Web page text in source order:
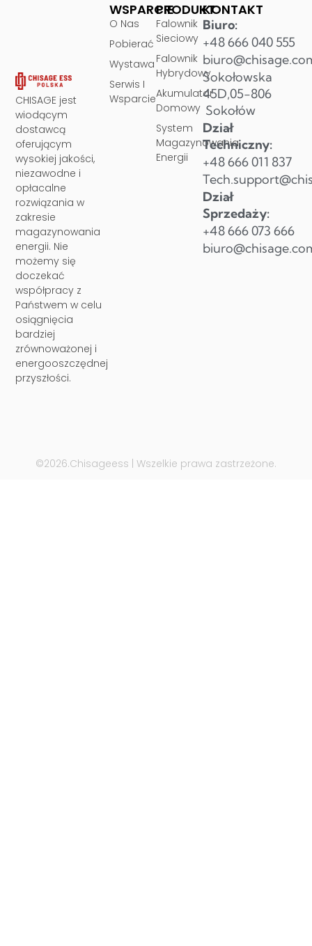
CHISAGE jest
wiodącym
dostawcą
oferującym
wysokiej jakości,
niezawodne i
opłacalne
rozwiązania w
zakresie
magazynowania
energii. Nie
możemy się
doczekać
współpracy z
Państwem w celu
osiągnięcia
bardziej
zrównoważonej i
energooszczędnej
przyszłości.
PRODUKT
Falownik
Sieciowy
Falownik
Hybrydowy
Akumulator
Domowy
System
Magazynowania
Energii
WSPARCIE
O Nas
Pobierać
Wystawa
Serwis I
Wsparcie
KONTAKT
Biuro:
+48 666 040 555
Sokołowska
45D,05-806
Sokołów
Dział
Techniczny:
+48 666 011 837
Dział
Sprzedaży:
+48 666 073 666
©2026.Chisageess | Wszelkie prawa zastrzeżone.